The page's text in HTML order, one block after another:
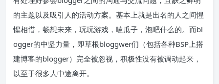
的主题以及吸引人的活动方案。基本上就是出名的人之间惺
惺相惜，畅想未来，玩玩游戏，嗑瓜子，泡吧什么的。而bl
ogger的中坚力量，即草根bloggwer们（包括各种BSP上搭
建博客的blogger）完全被忽视，积极性没有被调动起来，
以至于很多人中途离开。